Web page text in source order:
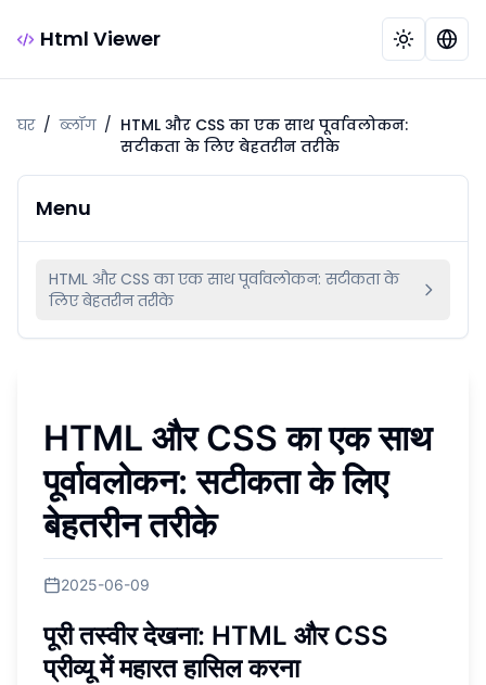
Html Viewer
घर / ब्लॉग / HTML और CSS का एक साथ पूर्वावलोकन:
सटीकता के लिए बेहतरीन तरीके
Menu
HTML और CSS का एक साथ पूर्वावलोकन: सटीकता के
लिए बेहतरीन तरीके
HTML और CSS का एक साथ
पूर्वावलोकन: सटीकता के लिए
बेहतरीन तरीके
2025-06-09
पूरी तस्वीर देखना: HTML और CSS
प्रीव्यू में महारत हासिल करना